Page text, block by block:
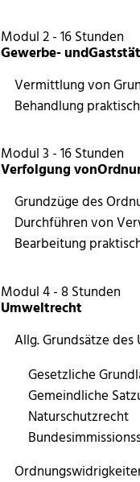
Modul 2 - 16 Stunden
Gewerbe-
Vermittlung von
Behandlung
Modul 3 - 16 Stunden
Verfolgung
Grundzüge des
Durchführen von
Bearbeitung
Modul 4 - 8 Stunden
Umweltrecht
Allg. Grundsätze
Gesetzliche
Gemeindliche
Naturschutzrecht